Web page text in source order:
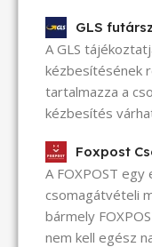
GLS
A GLS
kézbesítésének
tartalmazza a
kézbesítés
Foxpost
A FOXPOST
csomagátvételi
bármely
nem kell egész